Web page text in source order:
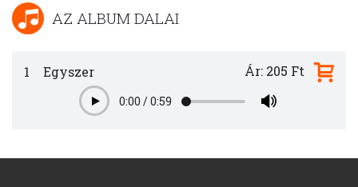
AZ ALBUM DALAI
1 Egyszer
Play0:00 /0:59
Ár: 205 Ft